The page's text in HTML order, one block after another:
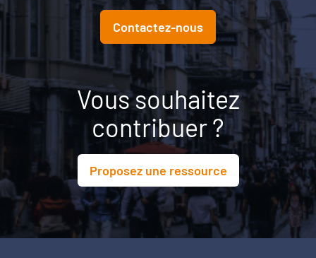
Contactez-nous
Vous souhaitez
contribuer ?
Proposez une ressource